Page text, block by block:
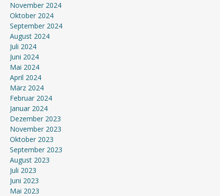
November 2024
Oktober 2024
September 2024
August 2024
Juli 2024
Juni 2024
Mai 2024
April 2024
März 2024
Februar 2024
Januar 2024
Dezember 2023
November 2023
Oktober 2023
September 2023
August 2023
Juli 2023
Juni 2023
Mai 2023